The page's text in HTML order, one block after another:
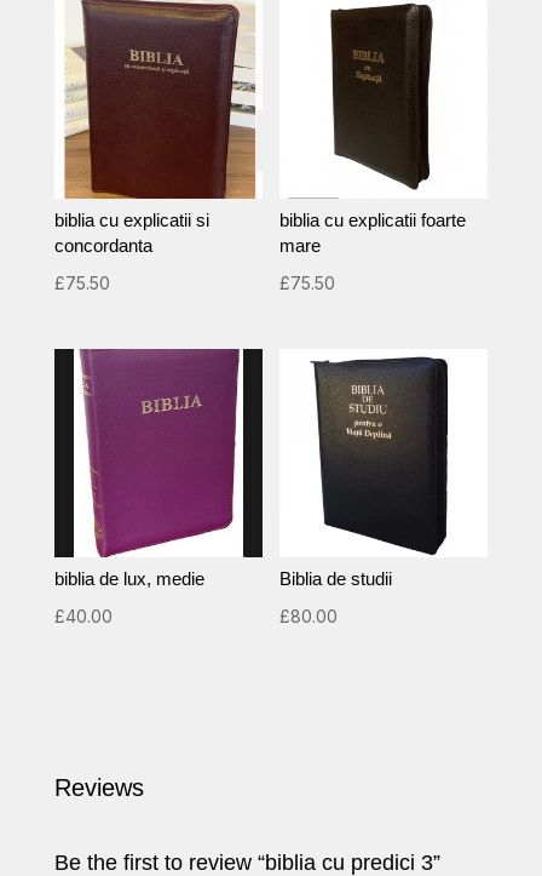
biblia cu explicatii si
concordanta
£75.50
biblia cu explicatii foarte
mare
£75.50
biblia de lux, medie
£40.00
Biblia de studii
£80.00
Reviews
Be the first to review “biblia cu predici 3”